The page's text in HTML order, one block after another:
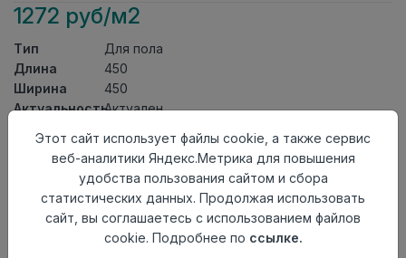
1272 руб/м2
Тип
Для пола
Длина
450
Ширина
450
АктуальностьАктуален
группа
Керамическая Плитка
Толщина
8,5
Поверхность матовая
Страна
происхождения
Киргизия
Этот сайт использует файлы cookie, а также сервис
веб-аналитики Яндекс.Метрика для повышения
удобства пользования сайтом и сбора
статистических данных. Продолжая использовать
сайт, вы соглашаетесь с использованием файлов
cookie. Подробнее по ссылке.